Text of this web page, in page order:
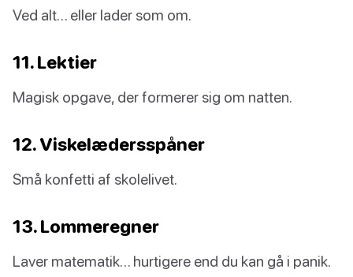
Ved alt… eller lader som om.
11. Lektier
Magisk opgave, der formerer sig om natten.
12. Viskelædersspåner
Små konfetti af skolelivet.
13. Lommeregner
Laver matematik… hurtigere end du kan gå i panik.